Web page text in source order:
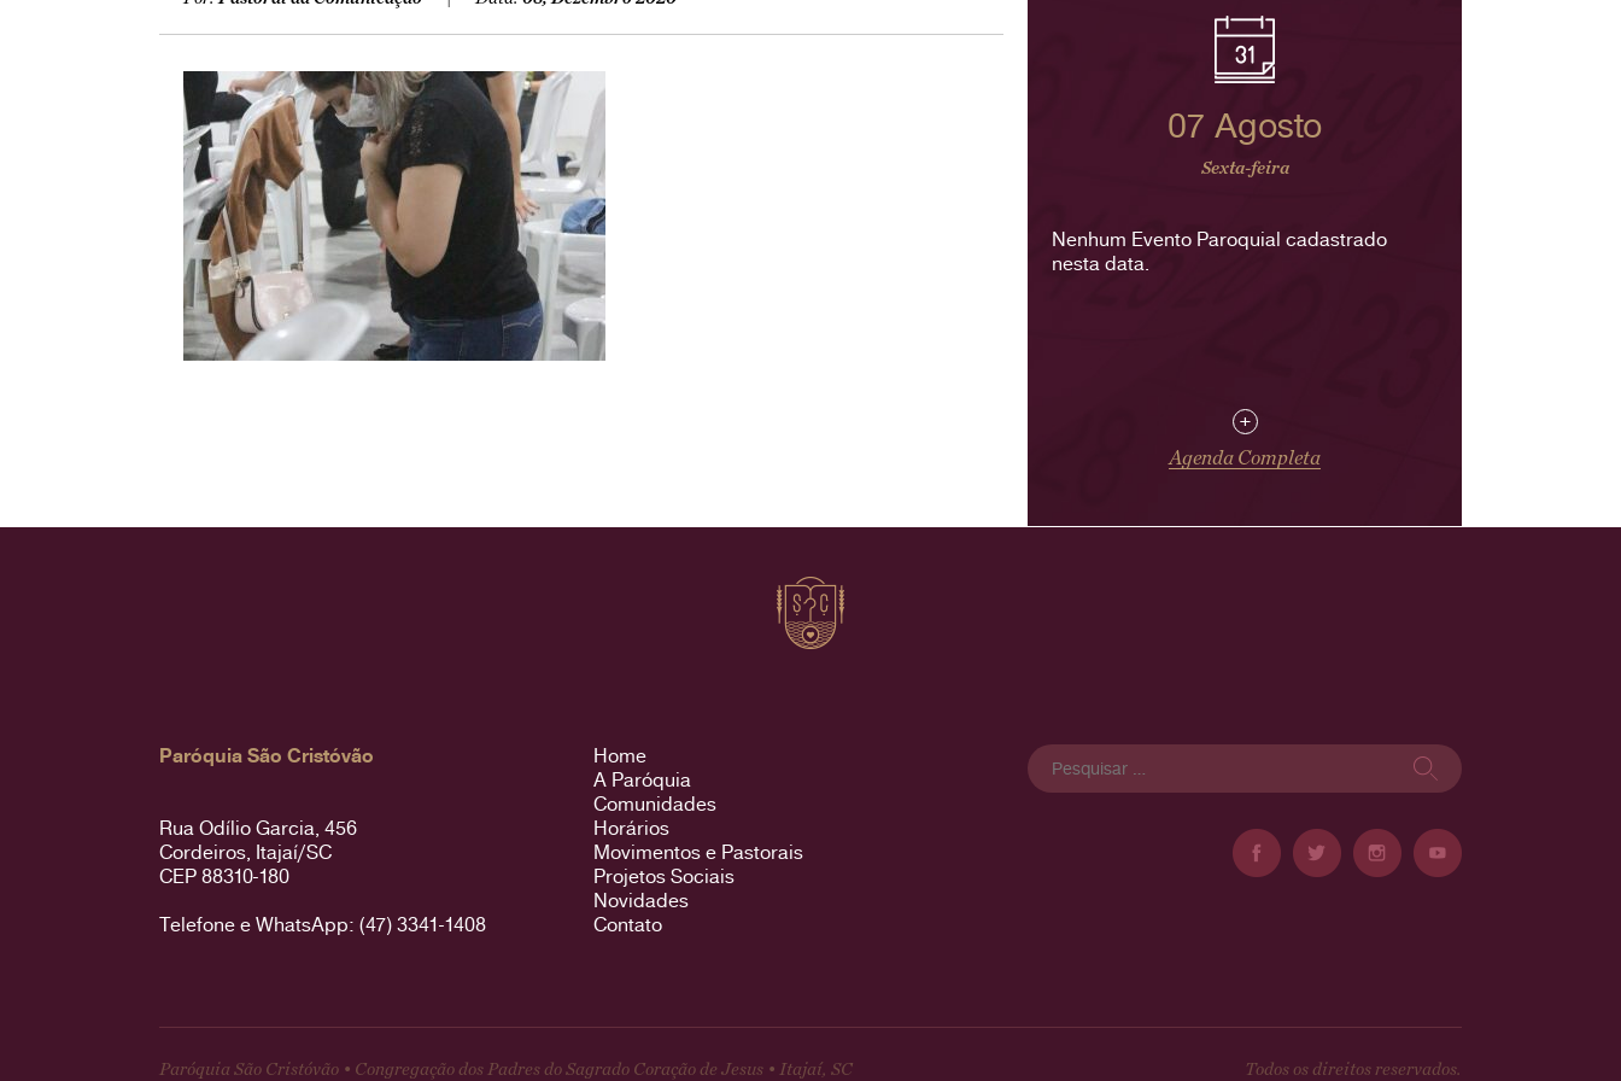
07 Agosto
Sexta-feira
Nenhum Evento Paroquial cadastrado
nesta data.
+
Agenda Completa
Paróquia São Cristóvão
Rua Odílio Garcia, 456
Cordeiros, Itajaí/SC
CEP 88310-180
Telefone e WhatsApp: (47) 3341-1408
Home
A Paróquia
Comunidades
Horários
Movimentos e Pastorais
Projetos Sociais
Novidades
Contato
Pesquisar
por:
Paróquia São Cristóvão • Congregação dos Padres do Sagrado Coração de Jesus • Itajaí, SC Todos os direitos reservados.